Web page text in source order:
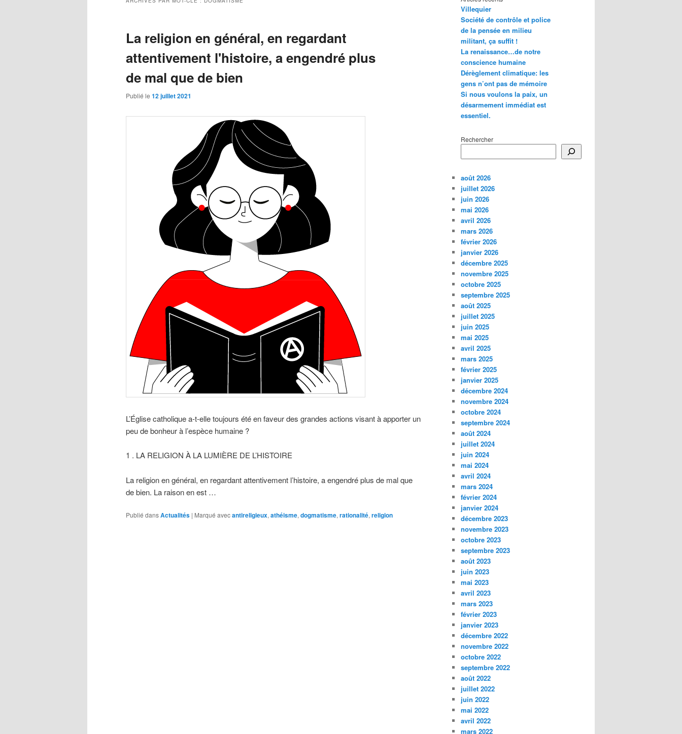
La religion en général, en regardant
attentivement l'histoire, a engendré plus
de mal que de bien
Publié le 12 juillet 2021
L’Église catholique a-t-elle toujours été en faveur des grandes actions visant à apporter un
peu de bonheur à l’espèce humaine ?
1 . LA RELIGION À LA LUMIÈRE DE L’HISTOIRE
La religion en général, en regardant attentivement l’histoire, a engendré plus de mal que
de bien. La raison en est …
Publié dansActualités | Marqué avecantireligieux, athéisme, dogmatisme, rationalité, religion
Villequier
Société de contrôle et police
de la pensée en milieu
militant, ça suffit !
La renaissance…de notre
conscience humaine
Dérèglement climatique: les
gens n’ont pas de mémoire
Si nous voulons la paix, un
désarmement immédiat est
essentiel.
Rechercher
août 2026
juillet 2026
juin 2026
mai 2026
avril 2026
mars 2026
février 2026
janvier 2026
décembre 2025
novembre 2025
octobre 2025
septembre 2025
août 2025
juillet 2025
juin 2025
mai 2025
avril 2025
mars 2025
février 2025
janvier 2025
décembre 2024
novembre 2024
octobre 2024
septembre 2024
août 2024
juillet 2024
juin 2024
mai 2024
avril 2024
mars 2024
février 2024
janvier 2024
décembre 2023
novembre 2023
octobre 2023
septembre 2023
août 2023
juin 2023
mai 2023
avril 2023
mars 2023
février 2023
janvier 2023
décembre 2022
novembre 2022
octobre 2022
septembre 2022
août 2022
juillet 2022
juin 2022
mai 2022
avril 2022
mars 2022